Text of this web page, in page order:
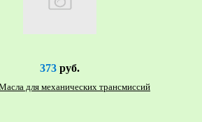
373руб.
для механических трансмиссий